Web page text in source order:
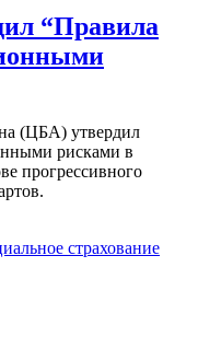
“Правила
(ЦБА) утвердил
рисками в
прогрессивного